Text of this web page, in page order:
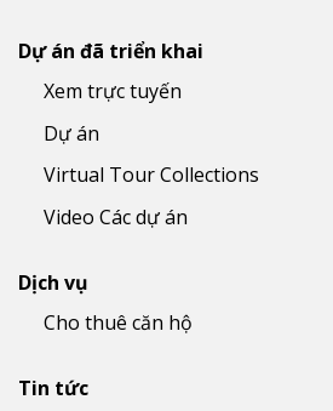
Dự án đã triển khai
Xem trực tuyến
Dự án
Virtual Tour Collections
Video Các dự án
Dịch vụ
Cho thuê căn hộ
Tin tức